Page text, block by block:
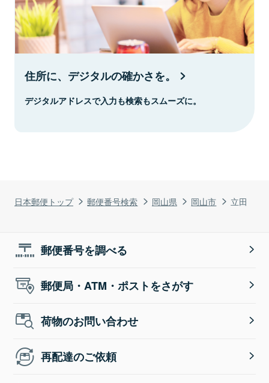
日本郵便トップ 郵便番号検索 岡山県 岡山市 立田
住所に、デジタルの確かさを。
デジタルアドレスで入力も検索もスムーズに。
郵便番号を調べる
郵便局・ATM・ポストをさがす
荷物のお問い合わせ
再配達のご依頼